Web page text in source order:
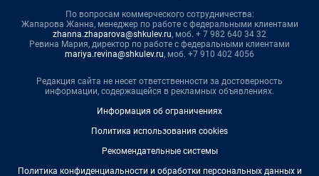
По вопросам коммерческого сотрудничества:
Жапарова Жанна, менеджер по работе с федеральными клиентами
zhanna.zhaparova@shkulev.ru, моб. + 7 982 640 34 32
Ревина Мария, директор по работе с федеральными клиентами
mariya.revina@shkulev.ru, моб. +7 910 402 4056
Редакция сайта не несет ответственности за достоверность
информации, содержащейся в рекламных объявлениях.
Информация об ограничениях
Политика использования cookies
Рекомендательные системы
Политика конфиденциальности и обработки персональных данных и